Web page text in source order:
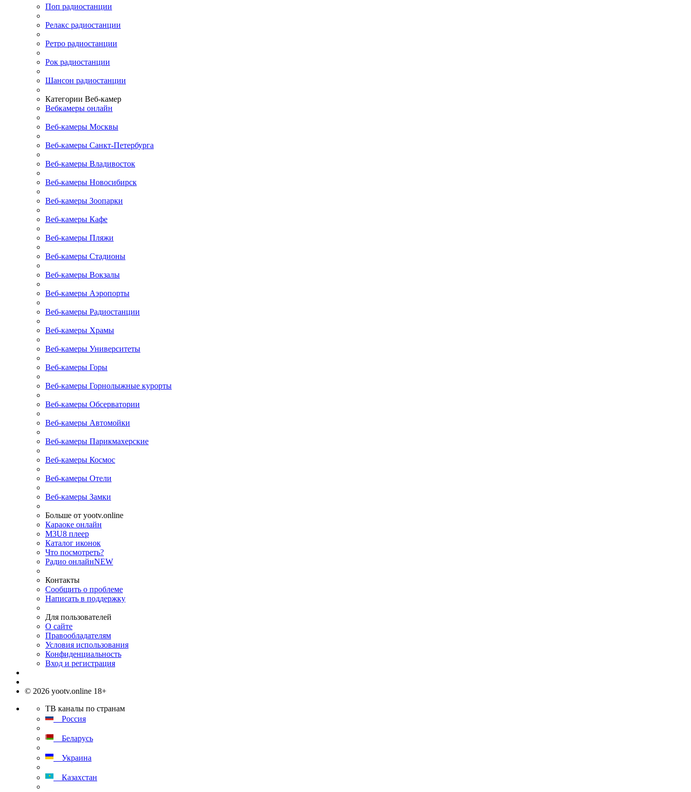
Поп радиостанции
Релакс радиостанции
Ретро радиостанции
Рок радиостанции
Шансон радиостанции
Категории Веб-камер
Вебкамеры онлайн
Веб-камеры Москвы
Веб-камеры Санкт-Петербурга
Веб-камеры Владивосток
Веб-камеры Новосибирск
Веб-камеры Зоопарки
Веб-камеры Кафе
Веб-камеры Пляжи
Веб-камеры Стадионы
Веб-камеры Вокзалы
Веб-камеры Аэропорты
Веб-камеры Радиостанции
Веб-камеры Храмы
Веб-камеры Университеты
Веб-камеры Горы
Веб-камеры Горнолыжные курорты
Веб-камеры Обсерватории
Веб-камеры Автомойки
Веб-камеры Парикмахерские
Веб-камеры Космос
Веб-камеры Отели
Веб-камеры Замки
Больше от yootv.online
Караоке онлайн
M3U8 плеер
Каталог иконок
Что посмотреть?
Радио онлайнNEW
Контакты
Сообщить о проблеме
Написать в поддержку
Для пользователей
О сайте
Правообладателям
Условия использования
Конфиденциальность
Вход и регистрация
© 2026 yootv.online 18+
ТВ каналы по странам
Россия
Беларусь
Украина
Казахстан